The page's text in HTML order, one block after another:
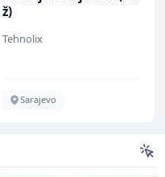
ž)
Tehnolix
Sarajevo